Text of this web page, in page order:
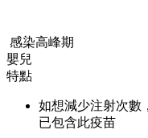
感染高峰期
嬰兒
特點
如想減少注射次數
已包含此疫苗